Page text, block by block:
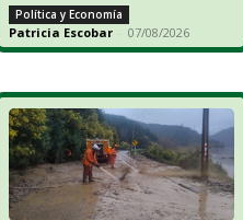
Política y Economía
Patricia Escobar - 07/08/2026